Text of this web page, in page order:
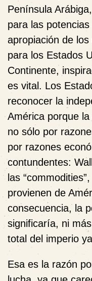
Península
para las
apropiación de
para los Estados
Continente,
es vital. Los
reconocer la
América porque
no sólo por
por razones
contundentes:
las
provienen de
consecuencia, la
significaría, ni
total del imperio
Esa es la razón